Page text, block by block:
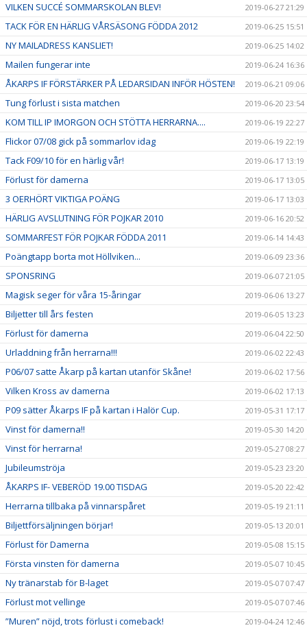
VILKEN SUCCÉ SOMMARSKOLAN BLEV! 2019-06-27 21:29
TACK FÖR EN HÄRLIG VÅRSÄSONG FÖDDA 2012 2019-06-25 15:51
NY MAILADRESS KANSLIET! 2019-06-25 14:02
Mailen fungerar inte 2019-06-24 16:36
ÅKARPS IF FÖRSTÄRKER PÅ LEDARSIDAN INFÖR HÖSTEN! 2019-06-21 09:06
Tung förlust i sista matchen 2019-06-20 23:54
KOM TILL IP IMORGON OCH STÖTTA HERRARNA.... 2019-06-19 22:27
Flickor 07/08 gick på sommarlov idag 2019-06-19 22:19
Tack F09/10 för en härlig vår! 2019-06-17 13:19
Förlust för damerna 2019-06-17 13:05
3 OERHÖRT VIKTIGA POÄNG 2019-06-17 13:03
HÄRLIG AVSLUTNING FÖR POJKAR 2010 2019-06-16 20:52
SOMMARFEST FÖR POJKAR FÖDDA 2011 2019-06-14 14:43
Poängtapp borta mot Höllviken... 2019-06-09 23:36
SPONSRING 2019-06-07 21:05
Magisk seger för våra 15-åringar 2019-06-06 13:27
Biljetter till års festen 2019-06-05 13:23
Förlust för damerna 2019-06-04 22:50
Urladdning från herrarna!!! 2019-06-02 22:43
P06/07 satte Åkarp på kartan utanför Skåne! 2019-06-02 17:56
Vilken Kross av damerna 2019-06-02 17:13
P09 sätter Åkarps IF på kartan i Halör Cup. 2019-05-31 17:17
Vinst för damerna!! 2019-05-30 14:20
Vinst för herrarna! 2019-05-27 08:27
Jubileumströja 2019-05-23 23:20
ÅKARPS IF- VEBERÖD 19.00 TISDAG 2019-05-20 22:42
Herrarna tillbaka på vinnarspåret 2019-05-19 21:11
Biljettförsäljningen börjar! 2019-05-13 20:01
Förlust för Damerna 2019-05-08 15:15
Första vinsten för damerna 2019-05-07 10:45
Ny tränarstab för B-laget 2019-05-07 07:47
Förlust mot vellinge 2019-05-07 07:46
”Muren” nöjd, trots förlust i comeback! 2019-04-24 12:46